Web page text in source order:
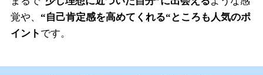
覚や、 “自己肯定感を高めてくれる“ところも人気のポ
イント です。